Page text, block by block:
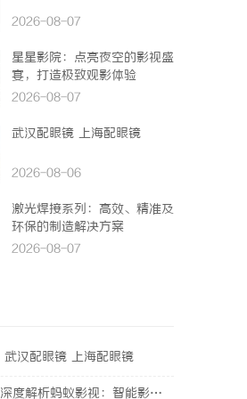
2026-08-07
星星影院：点亮夜空的影视盛
宴，打造极致观影体验
2026-08-07
武汉配眼镜 上海配眼镜
2026-08-06
激光焊接系列：高效、精准及
环保的制造解决方案
2026-08-07
武汉配眼镜 上海配眼镜
深度解析蚂蚁影视：智能影视平台的未来趋势与优势